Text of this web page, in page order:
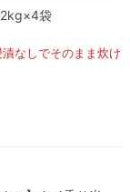
袋
なしでそのまま炊け